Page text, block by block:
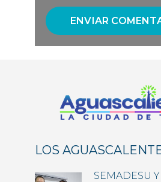
LOS
SEMADESU